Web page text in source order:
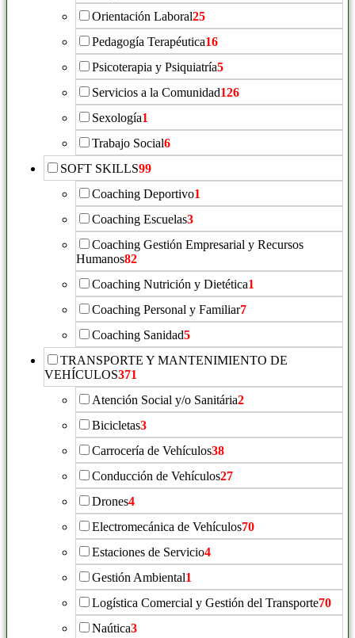
Orientación Laboral25
Pedagogía Terapéutica16
Psicoterapia y Psiquiatría5
Servicios a la Comunidad126
Sexología1
Trabajo Social6
SOFT SKILLS99
Coaching Deportivo1
Coaching Escuelas3
Coaching Gestión Empresarial y Recursos
Humanos82
Coaching Nutrición y Dietética1
Coaching Personal y Familiar7
Coaching Sanidad5
TRANSPORTE Y MANTENIMIENTO DE
VEHÍCULOS371
Atención Social y/o Sanitária2
Bicicletas3
Carrocería de Vehículos38
Conducción de Vehículos27
Drones4
Electromecánica de Vehículos70
Estaciones de Servicio4
Gestión Ambiental1
Logística Comercial y Gestión del Transporte70
Naútica3